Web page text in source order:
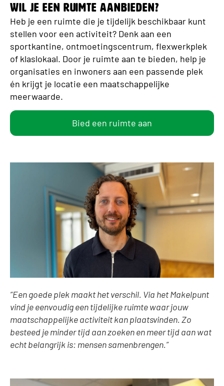
Wil je een ruimte aanbieden?
Heb je een ruimte die je tijdelijk beschikbaar kunt
stellen voor een activiteit? Denk aan een
sportkantine, ontmoetingscentrum, flexwerkplek
of klaslokaal. Door je ruimte aan te bieden, help je
organisaties en inwoners aan een passende plek
én krijgt je locatie een maatschappelijke
meerwaarde.
Bied een ruimte aan
“Een goede plek maakt het verschil. Via het Makelpunt
vind je eenvoudig een tijdelijke ruimte waar jouw
maatschappelijke activiteit kan plaatsvinden. Zo
besteed je minder tijd aan zoeken en meer tijd aan wat
echt belangrijk is: mensen samenbrengen.”